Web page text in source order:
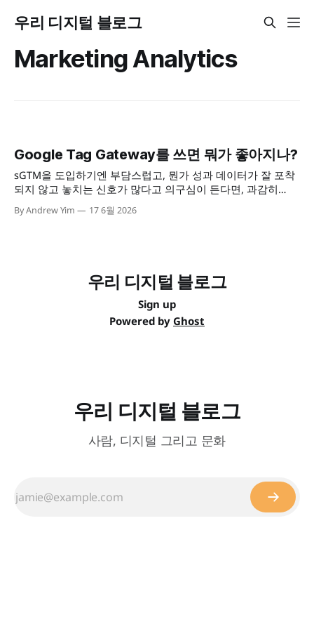
우리 디지털 블로그
Marketing Analytics
Google Tag Gateway를 쓰면 뭐가 좋아지나?
sGTM을 도입하기엔 부담스럽고, 뭔가 성과 데이터가 잘 포착
되지 않고 놓치는 신호가 많다고 의구심이 든다면, 과감히
Google Tag Gateway를 도입해보자. 포착되지 않는 데이터 신
호를 모두 해결할수 있는 건 아니지만, 3자 쿠키 제한이나 광고
By Andrew Yim 17 6월 2026
우리 디지털 블로그
Sign up
Powered by Ghost
우리 디지털 블로그
사람, 디지털 그리고 문화